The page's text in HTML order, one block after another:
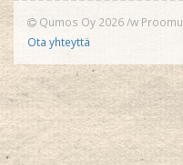
Qumos Oy 2026/w Proomu
Ota yhteyttä